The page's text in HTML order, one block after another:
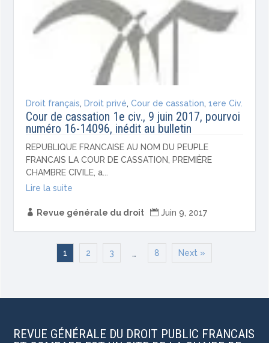
Droit français, Droit privé,Cour de cassation,1ere Civ.
Cour de cassation 1e civ., 9 juin 2017, pourvoi
numéro 16-14096, inédit au bulletin
REPUBLIQUE FRANCAISE AU NOM DU PEUPLE
FRANCAIS LA COUR DE CASSATION, PREMIÈRE
CHAMBRE CIVILE, a...
Lire la suite
 Revue générale du droit  Juin 9, 2017
1 2 3 … 8 Next »
REVUE GÉNÉRALE DU DROIT PUBLIC FRANCAIS